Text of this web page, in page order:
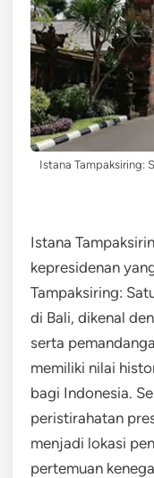
Istana Tampaksiring:
Istana
kepresidenan
Tampaksiring:
di Bali, dikenal
serta
memiliki nilai
bagi Indonesia.
peristirahatan
menjadi lokasi
pertemuan